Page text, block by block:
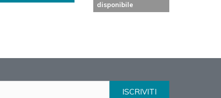
disponibile
ISCRIVITI